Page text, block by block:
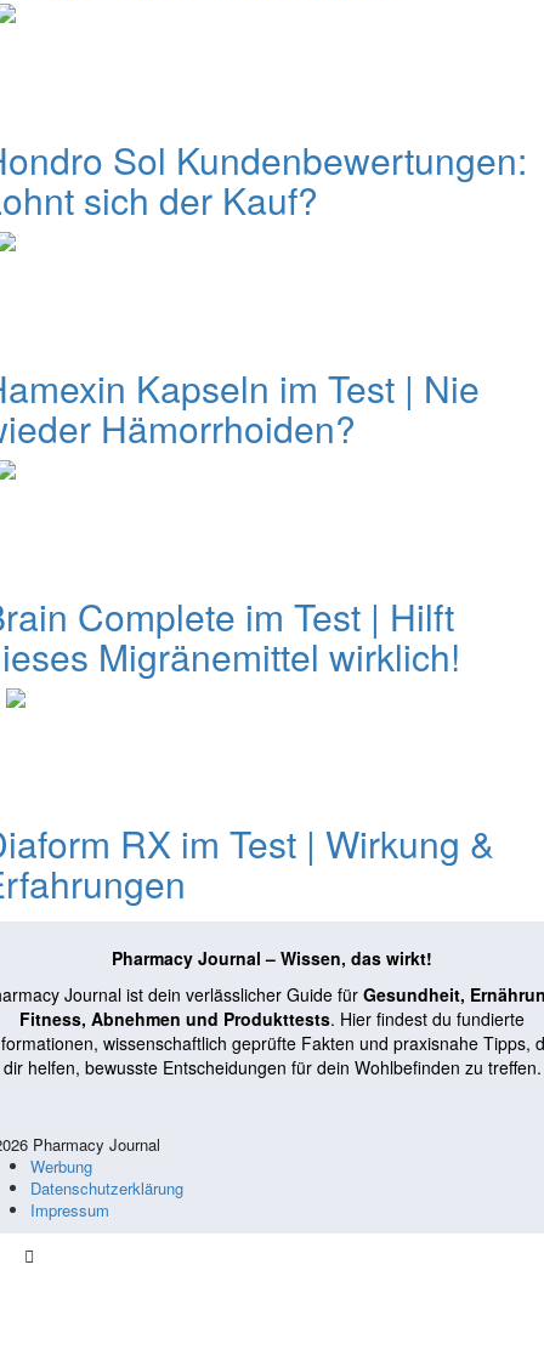
Sol Kundenbewertungen:
sich der Kauf?
Kapseln im Test | Nie
Hämorrhoiden?
Complete im Test | Hilft
Migränemittel wirklich!
RX im Test | Wirkung &
Pharmacy Journal – Wissen, das wirkt!
Journal ist dein verlässlicher Guide für Gesundheit,
Fitness, Abnehmen und Produkttests. Hier findest du fundierte
wissenschaftlich geprüfte Fakten und praxisnahe Tipps,
dir helfen, bewusste Entscheidungen für dein Wohlbefinden zu treffen.
Pharmacy Journal
Werbung
Datenschutzerklärung
Impressum